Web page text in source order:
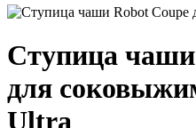
Ступица
для
Ultra